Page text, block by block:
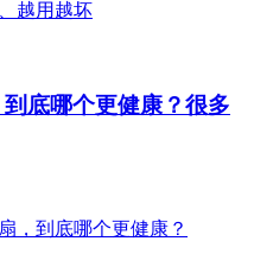
底哪个更健康？很多